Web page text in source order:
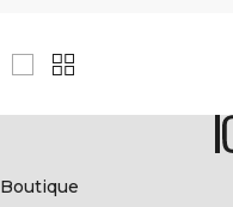
Boutique